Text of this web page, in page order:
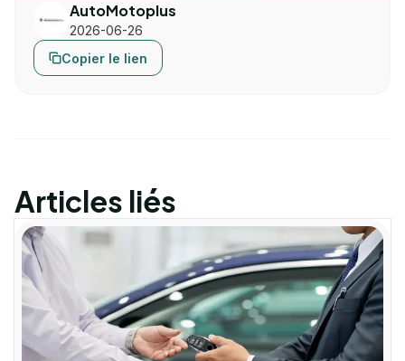
AutoMotoplus
2026-06-26
Copier le lien
Articles liés